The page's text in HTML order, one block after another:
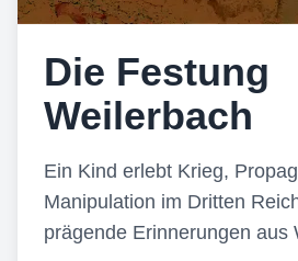
Die Festung
Weilerbach
Ein Kind erlebt Krieg,
Manipulation im Dritten
prägende Erinnerungen aus